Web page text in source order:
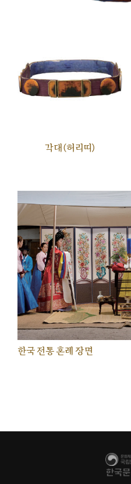
각대(허리띠)
한국 전통 혼례 장면